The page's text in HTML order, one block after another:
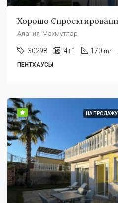
Алания, Махмутлар
30298 4+1 170 m²
ПЕНТХАУСЫ
НА ПРОДАЖУ